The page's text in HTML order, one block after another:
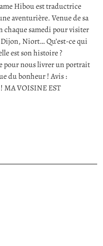
Hibou est traductrice
aventurière. Venue de sa
chaque samedi pour visiter
Niort… Qu’est-ce qui
est son histoire ?
pour nous livrer un portrait
du bonheur ! Avis :
MA VOISINE EST